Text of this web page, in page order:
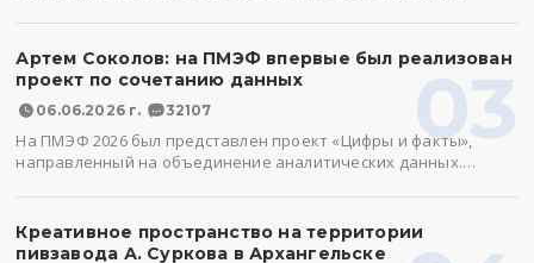
03
Артем Соколов: на ПМЭФ впервые был реализован
проект по сочетанию данных
06.06.2026 г. 32107
На ПМЭФ 2026 был представлен проект «Цифры и факты»,
направленный на объединение аналитических данных.…
Креативное пространство на территории
пивзавода А. Суркова в Архангельске